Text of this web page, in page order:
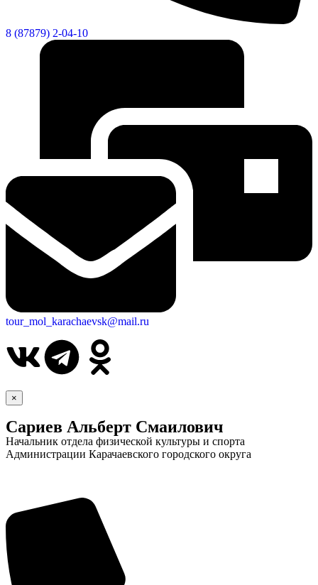
8 (87879) 2-04-10
tour_mol_karachaevsk@mail.ru
×
Сариев Альберт Смаилович
Начальник отдела физической культуры и спорта
Администрации Карачаевского городского округа